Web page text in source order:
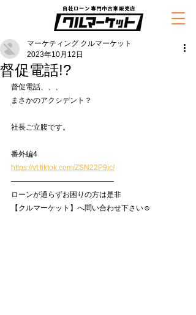
自社ローン専門中古車販売店
督促電話!?
マーケティング クルマーケット
2023年10月12日
督促電話、、、
まさかのアクシデント？
社長ご立腹です。
番外編4
https://vt.tiktok.com/ZSN22P9jc/
——————————————
ローンが通らずお困りの方は是非
【クルマーケット】へ問い合わせ下さい☺️